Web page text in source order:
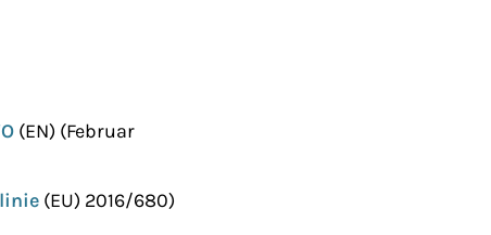
(EN) (Februar
(EU) 2016/680)